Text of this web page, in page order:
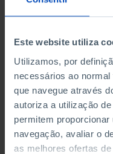
Este website utiliza
Utilizamos, por
necessários ao
que navegue através
autoriza a utilização
permitem
navegação, avaliar o
as melhores ofertas